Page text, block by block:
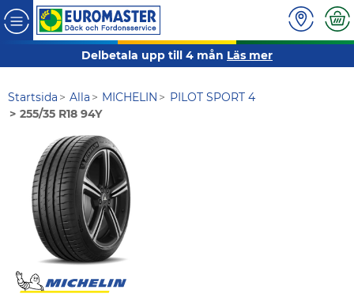
Delbetala upp till 4 mån Läs mer
Startsida Alla MICHELIN
PILOT SPORT 4
255/35 R18 94Y